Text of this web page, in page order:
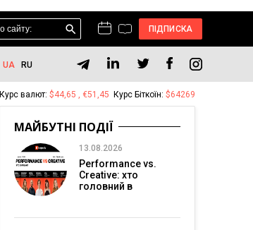
ПІДПИСКА
UA RU
Курс валют: $44,65 , €51,45 Курс Біткоїн: $64269
МАЙБУТНІ ПОДІЇ
13.08.2026
Performance vs.
Creative: хто
головний в